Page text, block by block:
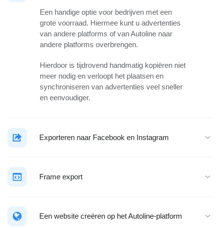
Een handige optie voor bedrijven met een
grote voorraad. Hiermee kunt u advertenties
van andere platforms of van Autoline naar
andere platforms overbrengen.
Hierdoor is tijdrovend handmatig kopiëren niet
meer nodig en verloopt het plaatsen en
synchroniseren van advertenties veel sneller
en eenvoudiger.
Exporteren naar Facebook en Instagram
Frame export
Een website creëren op het Autoline-platform